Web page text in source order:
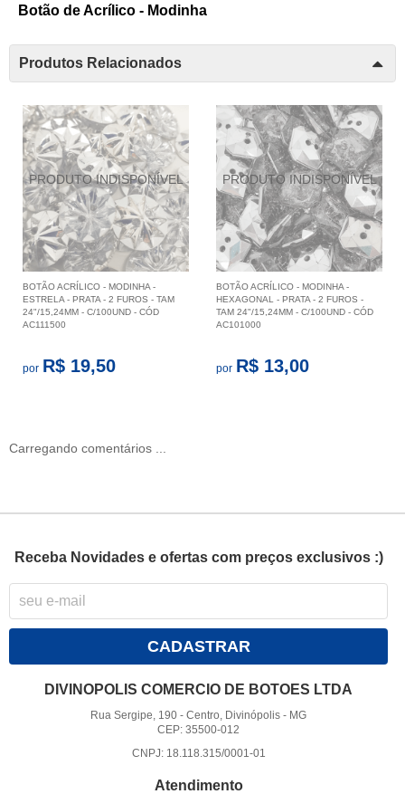
Botão de Acrílico - Modinha
Produtos Relacionados
BOTÃO ACRÍLICO - MODINHA -
ESTRELA - PRATA - 2 FUROS - TAM
24"/15,24MM - C/100UND - CÓD
AC111500
por R$ 19,50
BOTÃO ACRÍLICO - MODINHA -
HEXAGONAL - PRATA - 2 FUROS -
TAM 24"/15,24MM - C/100UND - CÓD
AC101000
por R$ 13,00
Carregando comentários ...
Receba Novidades e ofertas com preços exclusivos :)
CADASTRAR
DIVINOPOLIS COMERCIO DE BOTOES LTDA
Rua Sergipe, 190 -Centro, Divinópolis - MG
CEP: 35500-012
CNPJ: 18.118.315/0001-01
Atendimento